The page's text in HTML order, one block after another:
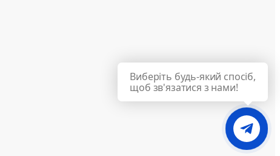
Виберіть будь-який спосіб,
щоб зв'язатися з нами!